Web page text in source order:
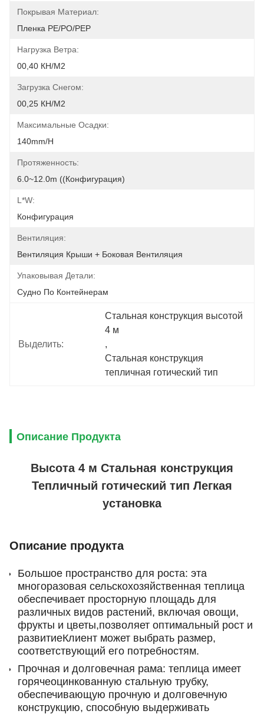
Покрывая Материал:
Пленка PE/PO/PEP
Нагрузка Ветра:
00,40 КН/м2
Загрузка Снегом:
00,25 КН/м2
Максимальные Осадки:
140mm/h
Протяженность:
6.0~12.0m ((конфигурация)
L*W:
Конфигурация
Вентиляция:
Вентиляция Крыши + Боковая Вентиляция
Упаковывая Детали:
Судно По Контейнерам
Выделить:
Стальная конструкция высотой
4 м
,
Стальная конструкция
тепличная готический тип
Описание Продукта
Высота 4 м Стальная конструкция
Тепличный готический тип Легкая
установка
Описание продукта
Большое пространство для роста: эта
многоразовая сельскохозяйственная теплица
обеспечивает просторную площадь для
различных видов растений, включая овощи,
фрукты и цветы,позволяет оптимальный рост и
развитиеКлиент может выбрать размер,
соответствующий его потребностям.
Прочная и долговечная рама: теплица имеет
горячеоцинкованную стальную трубку,
обеспечивающую прочную и долговечную
конструкцию, способную выдерживать